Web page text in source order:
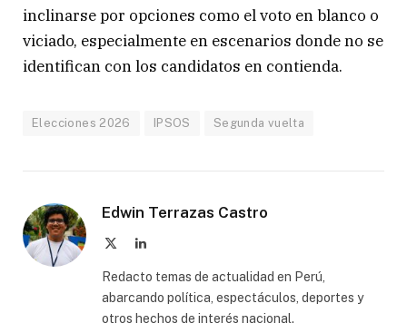
inclinarse por opciones como el voto en blanco o
viciado, especialmente en escenarios donde no se
identifican con los candidatos en contienda.
Elecciones 2026 IPSOS Segunda vuelta
Edwin Terrazas Castro
LinkedIn
Redacto temas de actualidad en Perú,
abarcando política, espectáculos, deportes y
otros hechos de interés nacional.